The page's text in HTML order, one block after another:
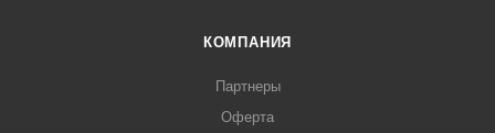
КОМПАНИЯ
Партнеры
Оферта